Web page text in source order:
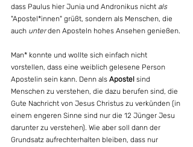
dass Paulus hier Junia und Andronikus nicht als
"Apostel*innen" grüßt, sondern als Menschen, die
auch unter den Aposteln hohes Ansehen genießen.
Man* konnte und wollte sich einfach nicht
vorstellen, dass eine weiblich gelesene Person
Apostelin sein kann. Denn als Apostel sind
Menschen zu verstehen, die dazu berufen sind, die
Gute Nachricht von Jesus Christus zu verkünden (in
einem engeren Sinne sind nur die 12 Jünger Jesu
darunter zu verstehen). Wie aber soll dann der
Grundsatz aufrechterhalten bleiben, dass nur